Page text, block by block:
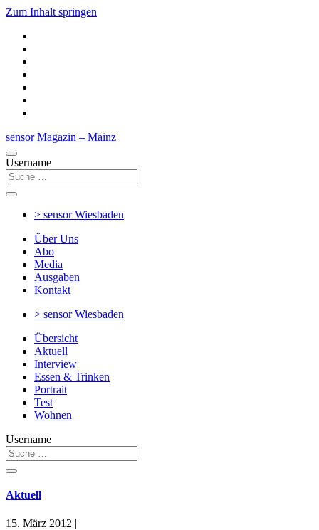
Zum Inhalt springen
sensor Magazin – Mainz
Username
> sensorWiesbaden
Über Uns
Abo
Media
Ausgaben
Kontakt
> sensorWiesbaden
Übersicht
Aktuell
Interview
Essen & Trinken
Portrait
Test
Wohnen
Username
Aktuell
15. März 2012 |